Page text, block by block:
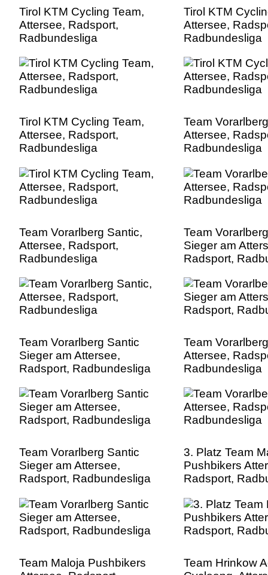
Tirol KTM Cycling Team,
Attersee, Radsport,
Radbundesliga
Tirol KTM
Attersee,
Radbundesliga
Tirol KTM Cycling Team,
Attersee, Radsport,
Radbundesliga
Team
Attersee,
Radbundesliga
Team Vorarlberg Santic,
Attersee, Radsport,
Radbundesliga
Team
Sieger am
Radsport,
Team Vorarlberg Santic
Sieger am Attersee,
Radsport, Radbundesliga
Team
Attersee,
Radbundesliga
Team Vorarlberg Santic
Sieger am Attersee,
Radsport, Radbundesliga
3. Platz Team
Pushbikers
Radsport,
Team Maloja Pushbikers
Team Hrinkow